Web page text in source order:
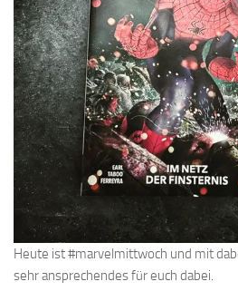
Heute ist #marvelmittwoch und mit
sehr ansprechendes für euch dabei.